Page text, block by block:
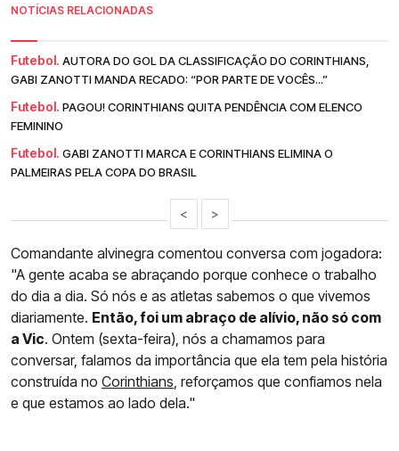
NOTÍCIAS RELACIONADAS
Futebol. AUTORA DO GOL DA CLASSIFICAÇÃO DO CORINTHIANS,
GABI ZANOTTI MANDA RECADO: “POR PARTE DE VOCÊS...”
Futebol. PAGOU! CORINTHIANS QUITA PENDÊNCIA COM ELENCO
FEMININO
Futebol. GABI ZANOTTI MARCA E CORINTHIANS ELIMINA O
PALMEIRAS PELA COPA DO BRASIL
< >
Comandante alvinegra comentou conversa com jogadora:
"A gente acaba se abraçando porque conhece o trabalho
do dia a dia. Só nós e as atletas sabemos o que vivemos
diariamente. Então, foi um abraço de alívio, não só com
a Vic. Ontem (sexta-feira), nós a chamamos para
conversar, falamos da importância que ela tem pela história
construída no Corinthians , reforçamos que confiamos nela
e que estamos ao lado dela."